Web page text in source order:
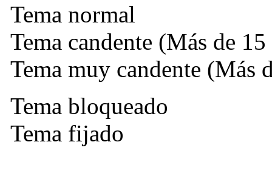
Tema normal
Tema candente (Más de 15
Tema muy candente (Más
Tema bloqueado
Tema fijado